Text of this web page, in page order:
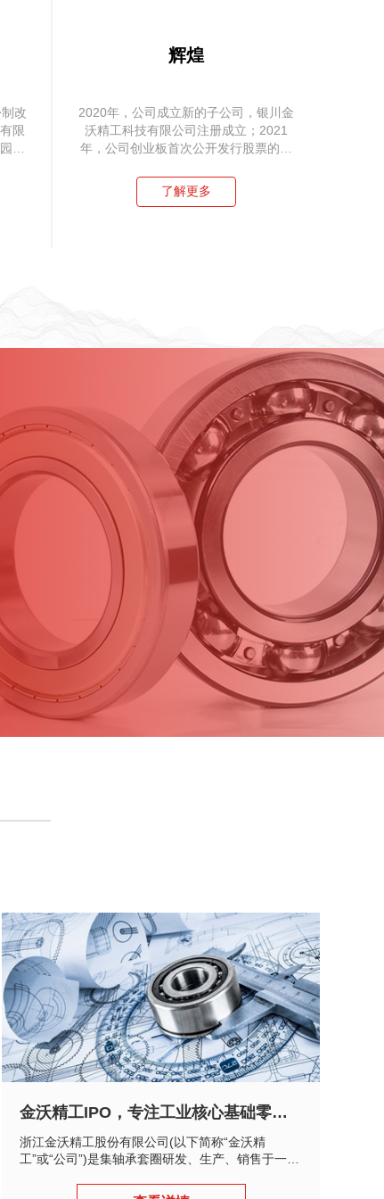
改
限
启
辉煌
2020年，公司成立新的子公司，银川金
沃精工科技有限公司注册成立；2021
年，公司创业板首次公开发行股票的注
了解更多
金沃精工IPO，专注工业核心基础零部件
浙江金沃精工股份有限公司(以下简称“金沃精
工”或“公司”)是集轴承套圈研发、生产、销售于一体